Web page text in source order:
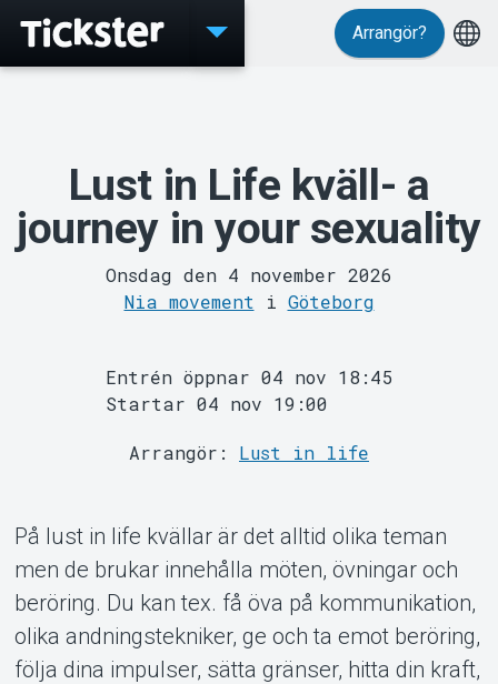
MyTickster
Support
Arrangör?
Lust in Life kväll- a
journey in your sexuality
Onsdag den 4 november 2026
Nia movement i Göteborg
Entrén öppnar 04 nov 18:45
Startar 04 nov 19:00
Arrangör: Lust in life
På lust in life kvällar är det alltid olika teman
men de brukar innehålla möten, övningar och
beröring. Du kan tex. få öva på kommunikation,
olika andningstekniker, ge och ta emot beröring,
följa dina impulser, sätta gränser, hitta din kraft,